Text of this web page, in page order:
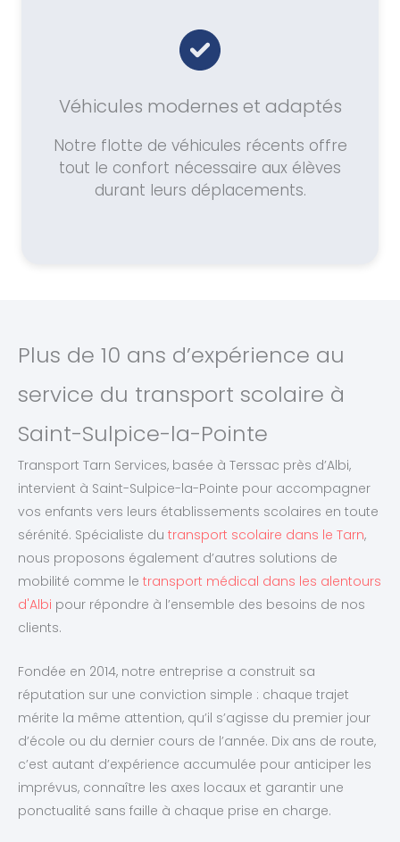
Véhicules modernes et adaptés
Notre flotte de véhicules récents offre
tout le confort nécessaire aux élèves
durant leurs déplacements.
Plus de 10 ans d’expérience au
service du transport scolaire à
Saint-Sulpice-la-Pointe
Transport Tarn Services, basée à Terssac près d’Albi,
intervient à Saint-Sulpice-la-Pointe pour accompagner
vos enfants vers leurs établissements scolaires en toute
sérénité. Spécialiste du transport scolaire dans le Tarn,
nous proposons également d’autres solutions de
mobilité comme le transport médical dans les alentours
d'Albi pour répondre à l’ensemble des besoins de nos
clients.
Fondée en 2014, notre entreprise a construit sa
réputation sur une conviction simple : chaque trajet
mérite la même attention, qu’il s’agisse du premier jour
d’école ou du dernier cours de l’année. Dix ans de route,
c’est autant d’expérience accumulée pour anticiper les
imprévus, connaître les axes locaux et garantir une
ponctualité sans faille à chaque prise en charge.